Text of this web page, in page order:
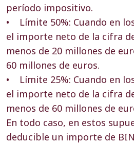
período impositivo.
• Límite 50%: Cuando en
el importe neto de la cifra
menos de 20 millones de
60 millones de euros.
• Límite 25%: Cuando en
el importe neto de la cifra
menos de 60 millones de
En todo caso, en estos
deducible un importe de